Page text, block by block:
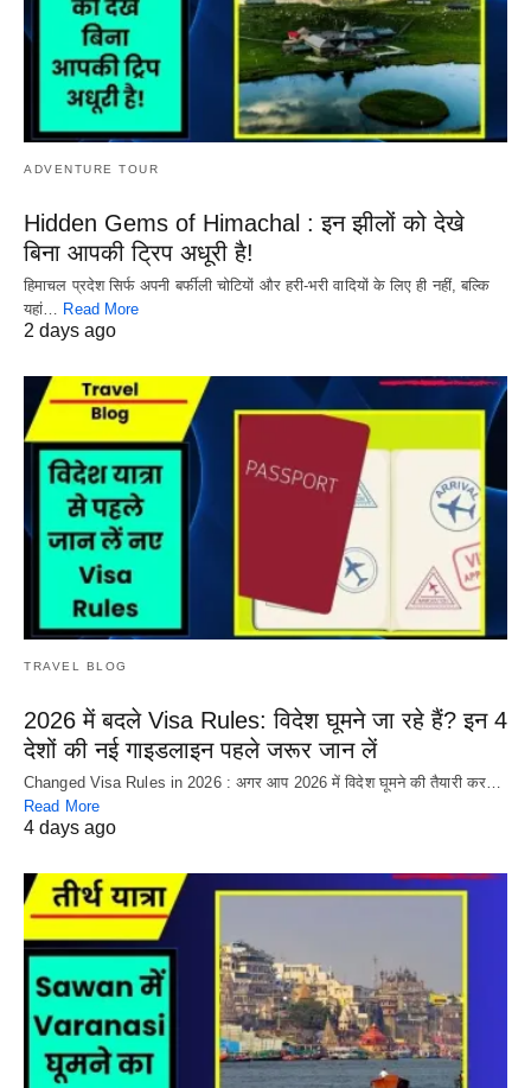
ADVENTURE TOUR
Hidden Gems of Himachal : इन झीलों को देखे
बिना आपकी ट्रिप अधूरी है!
हिमाचल प्रदेश सिर्फ अपनी बर्फीली चोटियों और हरी-भरी वादियों के लिए ही नहीं, बल्कि
यहां… Read More
2 days ago
TRAVEL BLOG
2026 में बदले Visa Rules: विदेश घूमने जा रहे हैं? इन 4
देशों की नई गाइडलाइन पहले जरूर जान लें
Changed Visa Rules in 2026 : अगर आप 2026 में विदेश घूमने की तैयारी कर…
Read More
4 days ago